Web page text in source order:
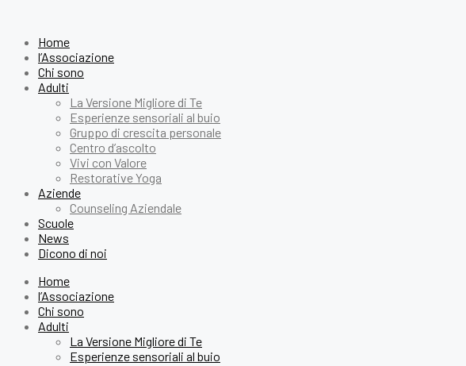
Home
l’Associazione
Chi sono
Adulti
La Versione Migliore di Te
Esperienze sensoriali al buio
Gruppo di crescita personale
Centro d’ascolto
Vivi con Valore
Restorative Yoga
Aziende
Counseling Aziendale
Scuole
News
Dicono di noi
Home
l’Associazione
Chi sono
Adulti
La Versione Migliore di Te
Esperienze sensoriali al buio